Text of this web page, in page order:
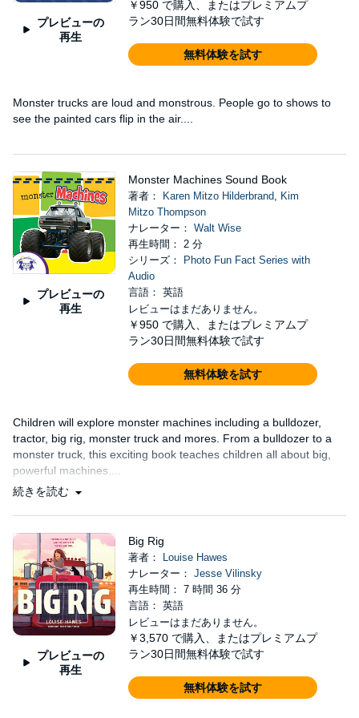
プレビューの
再生
￥950 で購入、またはプレミアムプ
ラン30日間無料体験で試す
無料体験を試す
Monster trucks are loud and monstrous. People go to shows to
see the painted cars flip in the air....
プレビューの
再生
Monster Machines Sound Book
著者： Karen Mitzo Hilderbrand, Kim
Mitzo Thompson
ナレーター： Walt Wise
再生時間： 2 分
シリーズ：
Photo Fun Fact Series with
Audio
言語： 英語
レビューはまだありません。
￥950 で購入、またはプレミアムプ
ラン30日間無料体験で試す
無料体験を試す
Children will explore monster machines including a bulldozer,
tractor, big rig, monster truck and mores. From a bulldozer to a
monster truck, this exciting book teaches children all about big,
powerful machines....
続きを読む
プレビューの
再生
Big Rig
著者：
Louise Hawes
ナレーター： Jesse Vilinsky
再生時間： 7 時間 36 分
言語： 英語
レビューはまだありません。
￥3,570 で購入、またはプレミアムプ
ラン30日間無料体験で試す
無料体験を試す